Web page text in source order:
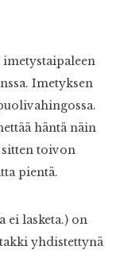
Imetyksen
häntä näin
sitten toivon
pientä.
ei lasketa.) on
yhdistettynä